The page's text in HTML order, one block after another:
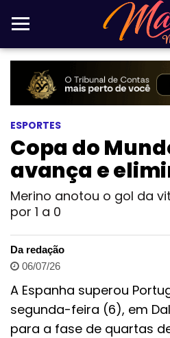
ESPORTES
Copa do
avança e
Merino anotou o gol da
por 1 a 0
Da redação
06/07/26
A Espanha superou
segunda-feira (6), em
para a fase de quartas